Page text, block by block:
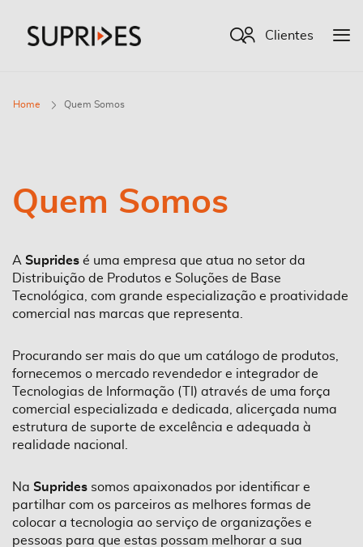
Procurar
Clientes
Home Quem Somos
Quem Somos
A Suprides é uma empresa que atua no setor da
Distribuição de Produtos e Soluções de Base
Tecnológica, com grande especialização e proatividade
comercial nas marcas que representa.
Procurando ser mais do que um catálogo de produtos,
fornecemos o mercado revendedor e integrador de
Tecnologias de Informação (TI) através de uma força
comercial especializada e dedicada, alicerçada numa
estrutura de suporte de excelência e adequada à
realidade nacional.
Na Suprides somos apaixonados por identificar e
partilhar com os parceiros as melhores formas de
colocar a tecnologia ao serviço de organizações e
pessoas para que estas possam melhorar a sua